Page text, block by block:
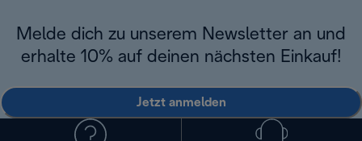
Melde dich zu unserem Newsletter an und
erhalte 10% auf deinen nächsten Einkauf!
Jetzt anmelden